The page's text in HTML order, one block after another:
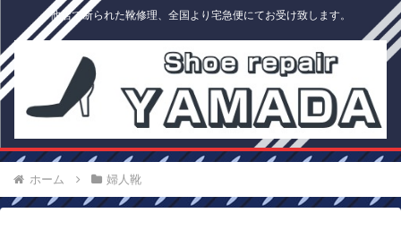
他店で断られた靴修理、全国より宅急便にてお受け致します。
ホーム 婦人靴